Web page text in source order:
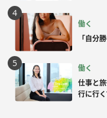
働く
「自分
働く
仕事と
行に行